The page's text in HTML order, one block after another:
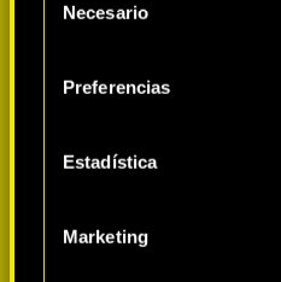
Encontrarás todos los
preferencias al respecto
Necesario
Preferencias
Estadística
Marketing